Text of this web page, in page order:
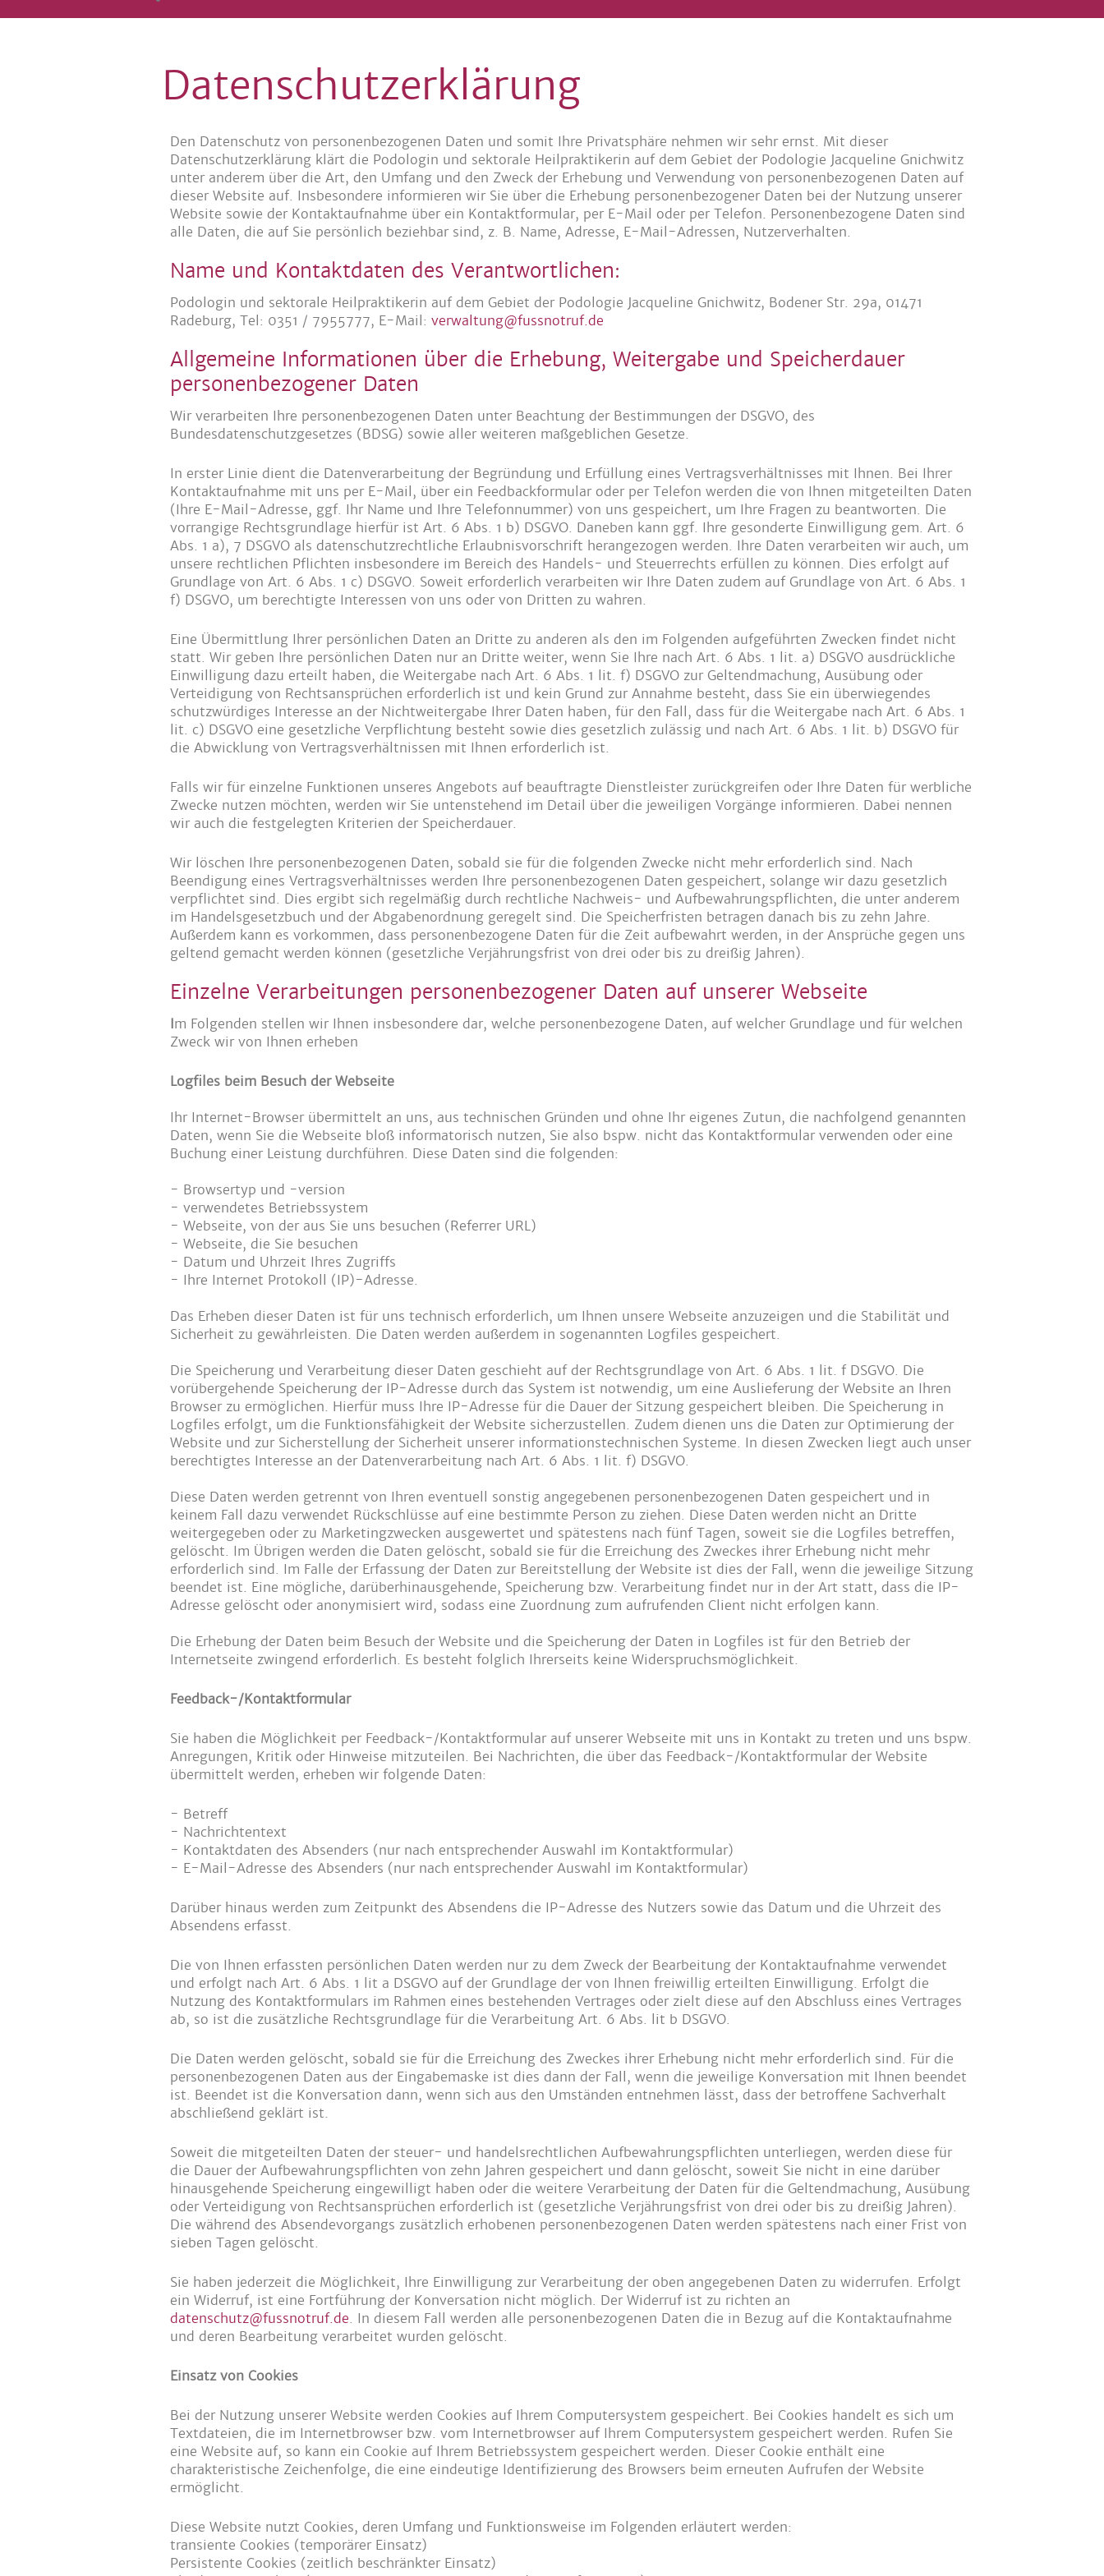
Datenschutzerklärung
Den Datenschutz von personenbezogenen Daten und somit Ihre Privatsphäre nehmen wir sehr ernst. Mit dieser
Datenschutzerklärung klärt die Podologin und sektorale Heilpraktikerin auf dem Gebiet der Podologie Jacqueline Gnichwitz
unter anderem über die Art, den Umfang und den Zweck der Erhebung und Verwendung von personenbezogenen Daten auf
dieser Website auf. Insbesondere informieren wir Sie über die Erhebung personenbezogener Daten bei der Nutzung unserer
Website sowie der Kontaktaufnahme über ein Kontaktformular, per E-Mail oder per Telefon. Personenbezogene Daten sind
alle Daten, die auf Sie persönlich beziehbar sind, z. B. Name, Adresse, E-Mail-Adressen, Nutzerverhalten.
Name und Kontaktdaten des Verantwortlichen:
Podologin und sektorale Heilpraktikerin auf dem Gebiet der Podologie Jacqueline Gnichwitz, Bodener Str. 29a, 01471
Radeburg, Tel: 0351 / 7955777, E-Mail: verwaltung@fussnotruf.de
Allgemeine Informationen über die Erhebung, Weitergabe und Speicherdauer
personenbezogener Daten
Wir verarbeiten Ihre personenbezogenen Daten unter Beachtung der Bestimmungen der DSGVO, des
Bundesdatenschutzgesetzes (BDSG) sowie aller weiteren maßgeblichen Gesetze.
In erster Linie dient die Datenverarbeitung der Begründung und Erfüllung eines Vertragsverhältnisses mit Ihnen. Bei Ihrer
Kontaktaufnahme mit uns per E-Mail, über ein Feedbackformular oder per Telefon werden die von Ihnen mitgeteilten Daten
(Ihre E-Mail-Adresse, ggf. Ihr Name und Ihre Telefonnummer) von uns gespeichert, um Ihre Fragen zu beantworten. Die
vorrangige Rechtsgrundlage hierfür ist Art. 6 Abs. 1 b) DSGVO. Daneben kann ggf. Ihre gesonderte Einwilligung gem. Art. 6
Abs. 1 a), 7 DSGVO als datenschutzrechtliche Erlaubnisvorschrift herangezogen werden. Ihre Daten verarbeiten wir auch, um
unsere rechtlichen Pflichten insbesondere im Bereich des Handels- und Steuerrechts erfüllen zu können. Dies erfolgt auf
Grundlage von Art. 6 Abs. 1 c) DSGVO. Soweit erforderlich verarbeiten wir Ihre Daten zudem auf Grundlage von Art. 6 Abs. 1
f) DSGVO, um berechtigte Interessen von uns oder von Dritten zu wahren.
Eine Übermittlung Ihrer persönlichen Daten an Dritte zu anderen als den im Folgenden aufgeführten Zwecken findet nicht
statt. Wir geben Ihre persönlichen Daten nur an Dritte weiter, wenn Sie Ihre nach Art. 6 Abs. 1 lit. a) DSGVO ausdrückliche
Einwilligung dazu erteilt haben, die Weitergabe nach Art. 6 Abs. 1 lit. f) DSGVO zur Geltendmachung, Ausübung oder
Verteidigung von Rechtsansprüchen erforderlich ist und kein Grund zur Annahme besteht, dass Sie ein überwiegendes
schutzwürdiges Interesse an der Nichtweitergabe Ihrer Daten haben, für den Fall, dass für die Weitergabe nach Art. 6 Abs. 1
lit. c) DSGVO eine gesetzliche Verpflichtung besteht sowie dies gesetzlich zulässig und nach Art. 6 Abs. 1 lit. b) DSGVO für
die Abwicklung von Vertragsverhältnissen mit Ihnen erforderlich ist.
Falls wir für einzelne Funktionen unseres Angebots auf beauftragte Dienstleister zurückgreifen oder Ihre Daten für werbliche
Zwecke nutzen möchten, werden wir Sie untenstehend im Detail über die jeweiligen Vorgänge informieren. Dabei nennen
wir auch die festgelegten Kriterien der Speicherdauer.
Wir löschen Ihre personenbezogenen Daten, sobald sie für die folgenden Zwecke nicht mehr erforderlich sind. Nach
Beendigung eines Vertragsverhältnisses werden Ihre personenbezogenen Daten gespeichert, solange wir dazu gesetzlich
verpflichtet sind. Dies ergibt sich regelmäßig durch rechtliche Nachweis- und Aufbewahrungspflichten, die unter anderem
im Handelsgesetzbuch und der Abgabenordnung geregelt sind. Die Speicherfristen betragen danach bis zu zehn Jahre.
Außerdem kann es vorkommen, dass personenbezogene Daten für die Zeit aufbewahrt werden, in der Ansprüche gegen uns
geltend gemacht werden können (gesetzliche Verjährungsfrist von drei oder bis zu dreißig Jahren).
Einzelne Verarbeitungen personenbezogener Daten auf unserer Webseite
Im Folgenden stellen wir Ihnen insbesondere dar, welche personenbezogene Daten, auf welcher Grundlage und für welchen
Zweck wir von Ihnen erheben
Logfiles beim Besuch der Webseite
Ihr Internet-Browser übermittelt an uns, aus technischen Gründen und ohne Ihr eigenes Zutun, die nachfolgend genannten
Daten, wenn Sie die Webseite bloß informatorisch nutzen, Sie also bspw. nicht das Kontaktformular verwenden oder eine
Buchung einer Leistung durchführen. Diese Daten sind die folgenden:
- Browsertyp und -version
- verwendetes Betriebssystem
- Webseite, von der aus Sie uns besuchen (Referrer URL)
- Webseite, die Sie besuchen
- Datum und Uhrzeit Ihres Zugriffs
- Ihre Internet Protokoll (IP)-Adresse.
Das Erheben dieser Daten ist für uns technisch erforderlich, um Ihnen unsere Webseite anzuzeigen und die Stabilität und
Sicherheit zu gewährleisten. Die Daten werden außerdem in sogenannten Logfiles gespeichert.
Die Speicherung und Verarbeitung dieser Daten geschieht auf der Rechtsgrundlage von Art. 6 Abs. 1 lit. f DSGVO. Die
vorübergehende Speicherung der IP-Adresse durch das System ist notwendig, um eine Auslieferung der Website an Ihren
Browser zu ermöglichen. Hierfür muss Ihre IP-Adresse für die Dauer der Sitzung gespeichert bleiben. Die Speicherung in
Logfiles erfolgt, um die Funktionsfähigkeit der Website sicherzustellen. Zudem dienen uns die Daten zur Optimierung der
Website und zur Sicherstellung der Sicherheit unserer informationstechnischen Systeme. In diesen Zwecken liegt auch unser
berechtigtes Interesse an der Datenverarbeitung nach Art. 6 Abs. 1 lit. f) DSGVO.
Diese Daten werden getrennt von Ihren eventuell sonstig angegebenen personenbezogenen Daten gespeichert und in
keinem Fall dazu verwendet Rückschlüsse auf eine bestimmte Person zu ziehen. Diese Daten werden nicht an Dritte
weitergegeben oder zu Marketingzwecken ausgewertet und spätestens nach fünf Tagen, soweit sie die Logfiles betreffen,
gelöscht. Im Übrigen werden die Daten gelöscht, sobald sie für die Erreichung des Zweckes ihrer Erhebung nicht mehr
erforderlich sind. Im Falle der Erfassung der Daten zur Bereitstellung der Website ist dies der Fall, wenn die jeweilige Sitzung
beendet ist. Eine mögliche, darüberhinausgehende, Speicherung bzw. Verarbeitung findet nur in der Art statt, dass die IP-
Adresse gelöscht oder anonymisiert wird, sodass eine Zuordnung zum aufrufenden Client nicht erfolgen kann.
Die Erhebung der Daten beim Besuch der Website und die Speicherung der Daten in Logfiles ist für den Betrieb der
Internetseite zwingend erforderlich. Es besteht folglich Ihrerseits keine Widerspruchsmöglichkeit.
Feedback-/Kontaktformular
Sie haben die Möglichkeit per Feedback-/Kontaktformular auf unserer Webseite mit uns in Kontakt zu treten und uns bspw.
Anregungen, Kritik oder Hinweise mitzuteilen. Bei Nachrichten, die über das Feedback-/Kontaktformular der Website
übermittelt werden, erheben wir folgende Daten:
- Betreff
- Nachrichtentext
- Kontaktdaten des Absenders (nur nach entsprechender Auswahl im Kontaktformular)
- E-Mail-Adresse des Absenders (nur nach entsprechender Auswahl im Kontaktformular)
Darüber hinaus werden zum Zeitpunkt des Absendens die IP-Adresse des Nutzers sowie das Datum und die Uhrzeit des
Absendens erfasst.
Die von Ihnen erfassten persönlichen Daten werden nur zu dem Zweck der Bearbeitung der Kontaktaufnahme verwendet
und erfolgt nach Art. 6 Abs. 1 lit a DSGVO auf der Grundlage der von Ihnen freiwillig erteilten Einwilligung. Erfolgt die
Nutzung des Kontaktformulars im Rahmen eines bestehenden Vertrages oder zielt diese auf den Abschluss eines Vertrages
ab, so ist die zusätzliche Rechtsgrundlage für die Verarbeitung Art. 6 Abs. lit b DSGVO.
Die Daten werden gelöscht, sobald sie für die Erreichung des Zweckes ihrer Erhebung nicht mehr erforderlich sind. Für die
personenbezogenen Daten aus der Eingabemaske ist dies dann der Fall, wenn die jeweilige Konversation mit Ihnen beendet
ist. Beendet ist die Konversation dann, wenn sich aus den Umständen entnehmen lässt, dass der betroffene Sachverhalt
abschließend geklärt ist.
Soweit die mitgeteilten Daten der steuer- und handelsrechtlichen Aufbewahrungspflichten unterliegen, werden diese für
die Dauer der Aufbewahrungspflichten von zehn Jahren gespeichert und dann gelöscht, soweit Sie nicht in eine darüber
hinausgehende Speicherung eingewilligt haben oder die weitere Verarbeitung der Daten für die Geltendmachung, Ausübung
oder Verteidigung von Rechtsansprüchen erforderlich ist (gesetzliche Verjährungsfrist von drei oder bis zu dreißig Jahren).
Die während des Absendevorgangs zusätzlich erhobenen personenbezogenen Daten werden spätestens nach einer Frist von
sieben Tagen gelöscht.
Sie haben jederzeit die Möglichkeit, Ihre Einwilligung zur Verarbeitung der oben angegebenen Daten zu widerrufen. Erfolgt
ein Widerruf, ist eine Fortführung der Konversation nicht möglich. Der Widerruf ist zu richten an
datenschutz@fussnotruf.de. In diesem Fall werden alle personenbezogenen Daten die in Bezug auf die Kontaktaufnahme
und deren Bearbeitung verarbeitet wurden gelöscht.
Einsatz von Cookies
Bei der Nutzung unserer Website werden Cookies auf Ihrem Computersystem gespeichert. Bei Cookies handelt es sich um
Textdateien, die im Internetbrowser bzw. vom Internetbrowser auf Ihrem Computersystem gespeichert werden. Rufen Sie
eine Website auf, so kann ein Cookie auf Ihrem Betriebssystem gespeichert werden. Dieser Cookie enthält eine
charakteristische Zeichenfolge, die eine eindeutige Identifizierung des Browsers beim erneuten Aufrufen der Website
ermöglicht.
Diese Website nutzt Cookies, deren Umfang und Funktionsweise im Folgenden erläutert werden:
transiente Cookies (temporärer Einsatz)
Persistente Cookies (zeitlich beschränkter Einsatz)